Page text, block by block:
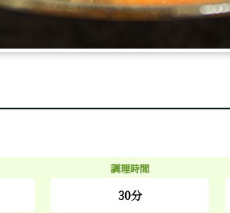
調理時間
30分